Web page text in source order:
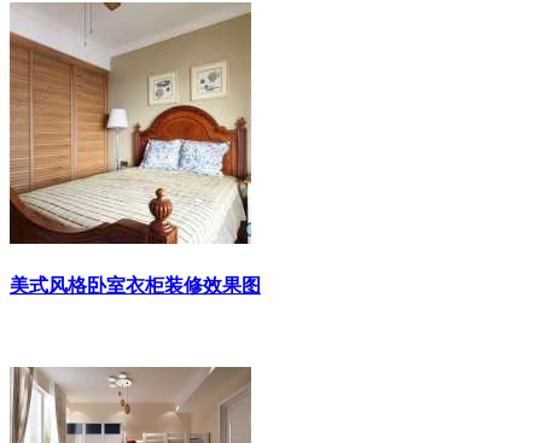
美式风格卧室衣柜装修效果图